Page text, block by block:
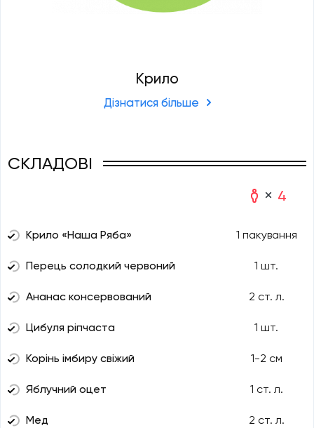
Крило
Дізнатися більше
СКЛАДОВІ
4
Крило «Наша Ряба» 1 пакування
Перець солодкий червоний 1 шт.
Ананас консервований 2 ст. л.
Цибуля ріпчаста 1 шт.
Корінь імбиру свіжий 1-2 см
Яблучний оцет 1 ст. л.
Мед 2 ст. л.